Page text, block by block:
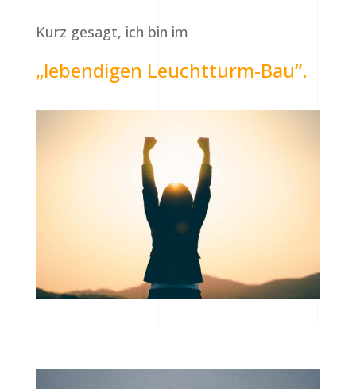
Kurz gesagt, ich bin im
„lebendigen Leuchtturm-Bau“.